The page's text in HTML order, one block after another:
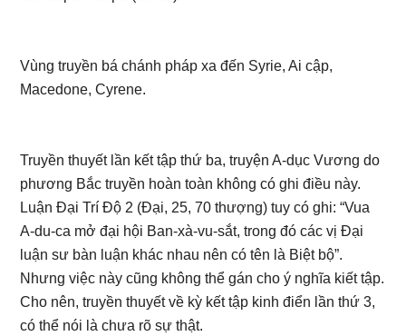
Vùng truyền bá chánh pháp xa đến Syrie, Ai cập,
Macedone, Cyrene.
Truyền thuyết lần kết tập thứ ba, truyện A-dục Vương do
phương Bắc truyền hoàn toàn không có ghi điều này.
Luận Đại Trí Độ 2 (Đại, 25, 70 thượng) tuy có ghi: “Vua
A-du-ca mở đại hội Ban-xà-vu-sắt, trong đó các vị Đại
luận sư bàn luận khác nhau nên có tên là Biệt bộ”.
Nhưng việc này cũng không thể gán cho ý nghĩa kiết tập.
Cho nên, truyền thuyết về kỳ kết tập kinh điển lần thứ 3,
có thể nói là chưa rõ sự thật.